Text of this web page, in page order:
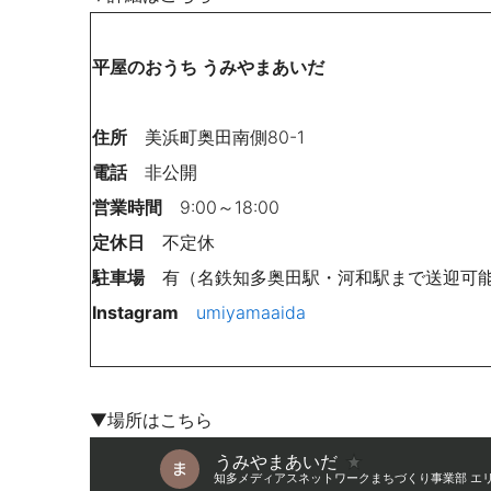
平屋のおうち うみやまあいだ
住所 美浜町奥田南側80-1
電話非公開
営業時間 9:00～18:00
定休日 不定休
駐車場有（名鉄知多奥田駅・河和駅まで送迎可
Instagram
umiyamaaida
▼場所はこちら